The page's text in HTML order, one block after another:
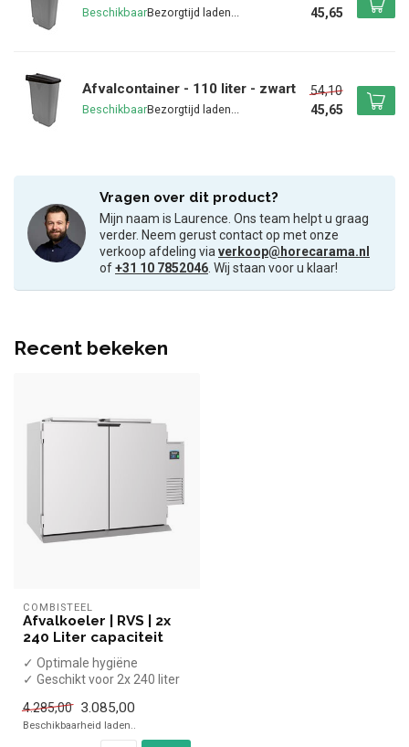
Beschikbaar
45,65
Afvalcontainer - 110 liter - zwart
Beschikbaar
54,10
45,65
Vragen over dit product?
Mijn naam is Laurence. Ons team helpt u graag
verder. Neem gerust contact op met onze
verkoop afdeling viaverkoop@horecarama.nl
of+31 10 7852046. Wij staan voor u klaar!
Recent bekeken
COMBISTEEL
Afvalkoeler | RVS | 2x
240 Liter capaciteit
✓ Optimale hygiëne
✓ Geschikt voor 2x 240 liter
✓ Geforceerd
✓ 230...
4.285,00 3.085,00
Beschikbaarheid laden..